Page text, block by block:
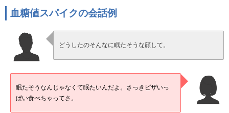
血糖値スパイクの会話例
どうしたのそんなに眠たそうな顔して。
眠たそうなんじゃなくて眠たいんだよ。さっきピザいっ
ぱい食べちゃってさ。